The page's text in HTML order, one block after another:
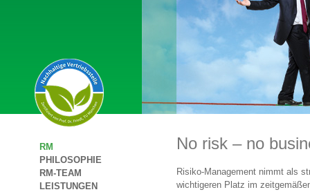
RM
PHILOSOPHIE
RM-TEAM
LEISTUNGEN
No risk – no
Risiko-Management nimmt als
wichtigeren Platz im